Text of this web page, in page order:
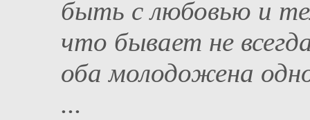
быть с любовью и
что бывает не
оба молодожена
...